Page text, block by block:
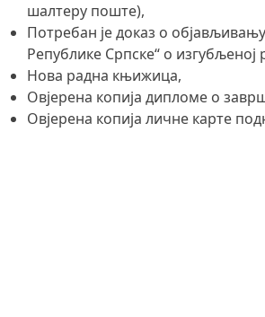
шалтеру поште),
Потребан је доказ о
Републике Српске“ о
Нова радна књижица,
Овјерена копија дипломе о
Овјерена копија личне карте